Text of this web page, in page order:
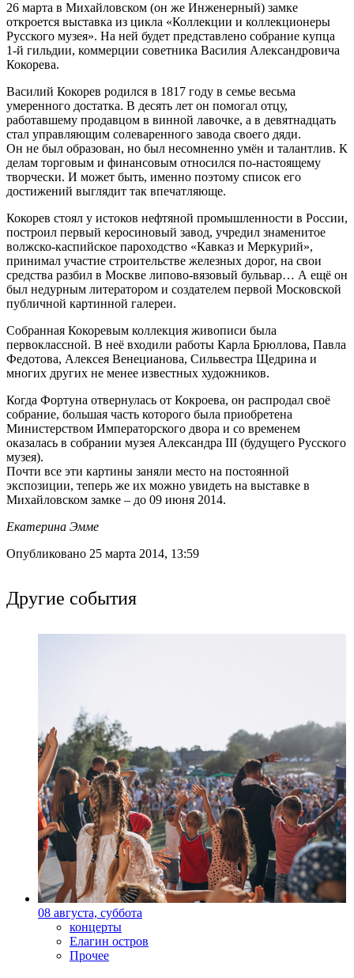
26 марта в Михайловском (он же Инженерный) замке
откроется выставка из цикла «Коллекции и коллекционеры
Русского музея». На ней будет представлено собрание купца
1-й гильдии, коммерции советника Василия Александровича
Кокорева.
Василий Кокорев родился в 1817 году в семье весьма
умеренного достатка. В десять лет он помогал отцу,
работавшему продавцом в винной лавочке, а в девятнадцать
стал управляющим солеваренного завода своего дяди.
Он не был образован, но был несомненно умён и талантлив. К
делам торговым и финансовым относился по-настоящему
творчески. И может быть, именно поэтому список его
достижений выглядит так впечатляюще.
Кокорев стоял у истоков нефтяной промышленности в России,
построил первый керосиновый завод, учредил знаменитое
волжско-каспийское пароходство «Кавказ и Меркурий»,
принимал участие строительстве железных дорог, на свои
средства разбил в Москве липово-вязовый бульвар… А ещё он
был недурным литератором и создателем первой Московской
публичной картинной галереи.
Собранная Кокоревым коллекция живописи была
первоклассной. В неё входили работы Карла Брюллова, Павла
Федотова, Алексея Венецианова, Сильвестра Щедрина и
многих других не менее известных художников.
Когда Фортуна отвернулась от Кокроева, он распродал своё
собрание, большая часть которого была приобретена
Министерством Императорского двора и со временем
оказалась в собрании музея Александра III (будущего Русского
музея).
Почти все эти картины заняли место на постоянной
экспозиции, теперь же их можно увидеть на выставке в
Михайловском замке – до 09 июня 2014.
Екатерина Эмме
Опубликовано 25 марта 2014, 13:59
Другие события
08 августа, суббота
концерты
Елагин остров
Прочее